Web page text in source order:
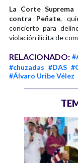
La Corte
contra Peñate,
concierto para
violación ilícita de
RELACIONADO:
#chuzadas #DAS
#Álvaro Uribe Vélez